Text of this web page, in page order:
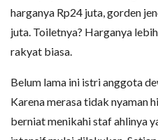
harganya Rp24 juta, gorden
juta. Toiletnya? Harganya
rakyat biasa.
Belum lama ini istri anggota
Karena merasa tidak nyaman
berniat menikahi staf ahlinya